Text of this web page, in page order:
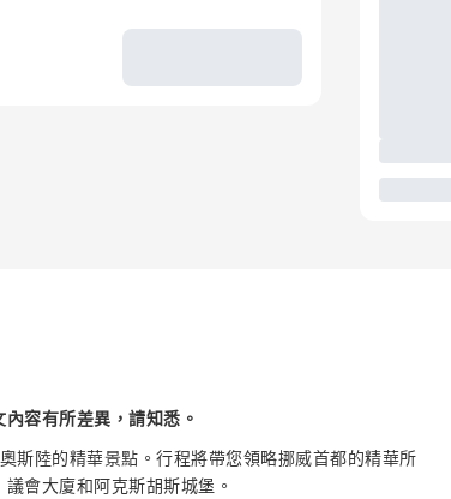
容有所差異，請知悉。
斯陸的精華景點。行程將帶您領略挪威首都的精華所
會大廈和阿克斯胡斯城堡。